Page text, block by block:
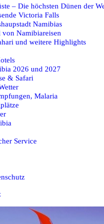
– Die höchsten Dünen der
Victoria Falls
Namibias
Namibiareisen
und weitere Highlights
2026 und 2027
& Safari
Malaria
Service